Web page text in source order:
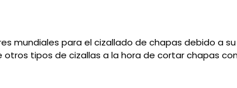
mundiales para el cizallado de chapas debido a
tipos de cizallas a la hora de cortar chapas